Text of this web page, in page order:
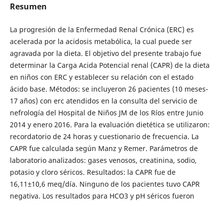
Resumen
La progresión de la Enfermedad Renal Crónica (ERC) es
acelerada por la acidosis metabólica, la cual puede ser
agravada por la dieta. El objetivo del presente trabajo fue
determinar la Carga Acida Potencial renal (CAPR) de la dieta
en niños con ERC y establecer su relación con el estado
ácido base. Métodos: se incluyeron 26 pacientes (10 meses-
17 años) con erc atendidos en la consulta del servicio de
nefrología del Hospital de Niños JM de los Ríos entre Junio
2014 y enero 2016. Para la evaluación dietética se utilizaron:
recordatorio de 24 horas y cuestionario de frecuencia. La
CAPR fue calculada según Manz y Remer. Parámetros de
laboratorio analizados: gases venosos, creatinina, sodio,
potasio y cloro séricos. Resultados: la CAPR fue de
16,11±10,6 meq/día. Ninguno de los pacientes tuvo CAPR
negativa. Los resultados para HCO3 y pH séricos fueron